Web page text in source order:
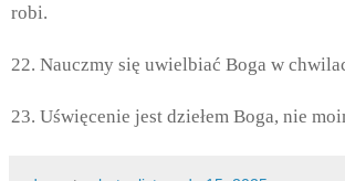
robi.
22. Nauczmy się uwielbiać Boga w
23. Uświęcenie jest dziełem Boga, nie